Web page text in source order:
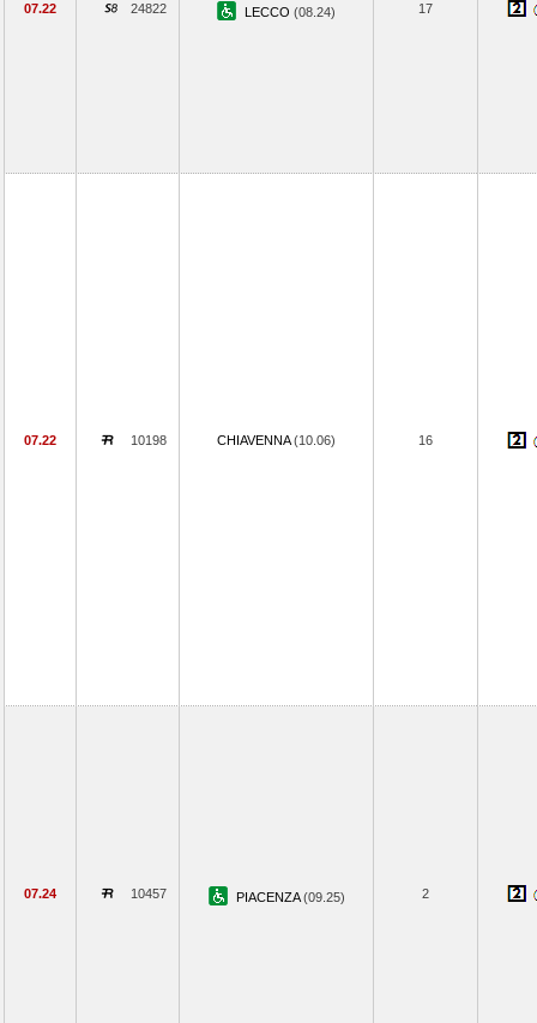
07.22 24822 LECCO (08.24) 17
07.22 10198 CHIAVENNA(10.06) 16
07.24 10457 PIACENZA(09.25) 2